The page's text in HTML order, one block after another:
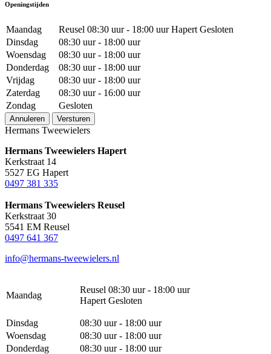
Openingstijden
Maandag
Reusel 08:30 uur - 18:00 uur Hapert Gesloten
Dinsdag
08:30 uur - 18:00 uur
Woensdag
08:30 uur - 18:00 uur
Donderdag
08:30 uur - 18:00 uur
Vrijdag
08:30 uur - 18:00 uur
Zaterdag
08:30 uur - 16:00 uur
Zondag
Gesloten
Annuleren Versturen
Hermans Tweewielers
Hermans Tweewielers Hapert
Kerkstraat 14
5527 EG Hapert
0497 381 335
Hermans Tweewielers Reusel
Kerkstraat 30
5541 EM Reusel
0497 641 367
info@hermans-tweewielers.nl
Maandag
Reusel 08:30 uur - 18:00 uur
Hapert Gesloten
Dinsdag
08:30 uur - 18:00 uur
Woensdag
08:30 uur - 18:00 uur
Donderdag
08:30 uur - 18:00 uur